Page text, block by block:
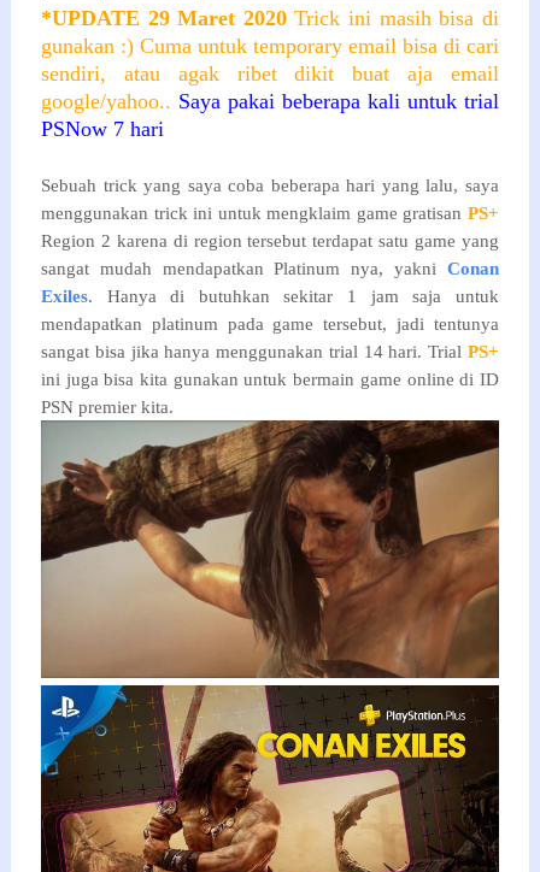
*UPDATE 29 Maret 2020Trick ini masih bisa di
gunakan :) Cuma untuk temporary email bisa di cari
sendiri, atau agak ribet dikit buat aja email
google/yahoo.. Saya pakai beberapa kali untuk trial
PSNow 7 hari
Sebuah trick yang saya coba beberapa hari yang lalu, saya
menggunakan trick ini untuk mengklaim game gratisanPS+
Region 2 karena di region tersebut terdapat satu game yang
sangat mudah mendapatkan Platinum nya, yakniConan
Exiles. Hanya di butuhkan sekitar 1 jam saja untuk
mendapatkan platinum pada game tersebut, jadi tentunya
sangat bisa jika hanya menggunakan trial 14 hari. TrialPS+
ini juga bisa kita gunakan untuk bermain game online di ID
PSN premier kita.